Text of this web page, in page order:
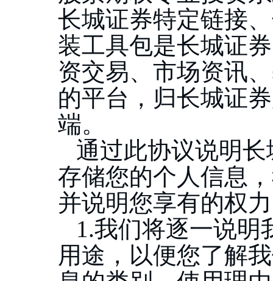
长城证券特定链接
装工具包是长城证
资交易、市场资讯
的平台，归长城证
端。
通过此协议说明
存储您的个人信息
并说明您享有的权
1.我们将逐一说明
用途，以便您了解